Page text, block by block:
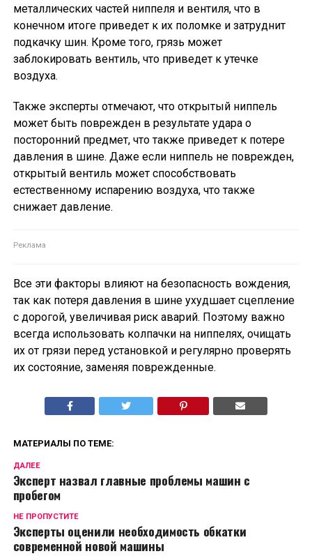
металлических частей ниппеля и вентиля, что в
конечном итоге приведет к их поломке и затруднит
подкачку шин. Кроме того, грязь может
заблокировать вентиль, что приведет к утечке
воздуха.
Также эксперты отмечают, что открытый ниппель
может быть поврежден в результате удара о
посторонний предмет, что также приведет к потере
давления в шине. Даже если ниппель не поврежден,
открытый вентиль может способствовать
естественному испарению воздуха, что также
снижает давление.
Все эти факторы влияют на безопасность вождения,
так как потеря давления в шине ухудшает сцепление
с дорогой, увеличивая риск аварий. Поэтому важно
всегда использовать колпачки на ниппелях, очищать
их от грязи перед установкой и регулярно проверять
их состояние, заменяя поврежденные.
МАТЕРИАЛЫ ПО ТЕМЕ:
ДАЛЕЕ
Эксперт назвал главные проблемы машин с
пробегом
НЕ ПРОПУСТИТЕ
Эксперты оценили необходимость обкатки
современной новой машины